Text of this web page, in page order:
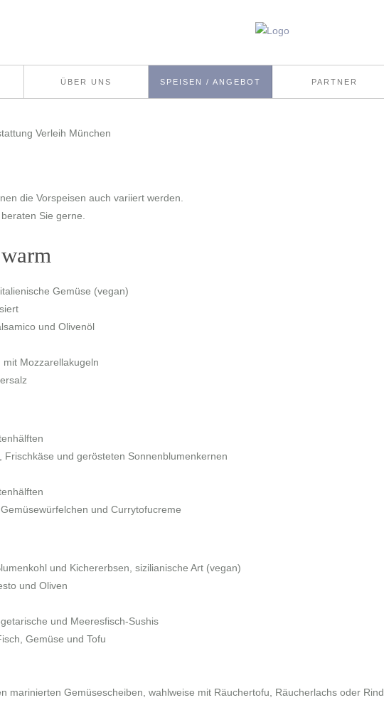
ÜBER UNS SPEISEN / ANGEBOT PARTNER
die Vorspeisen auch variiert werden.
Sie gerne.
Gemüse (vegan)
und Olivenöl
mit Mozzarellakugeln
Frischkäse und gerösteten Sonnenblumenkernen
und Currytofucreme
und Kichererbsen, sizilianische Art (vegan)
und Oliven
und Meeresfisch-Sushis
Gemüse und Tofu
marinierten Gemüsescheiben, wahlweise mit Räuchertofu, Räucherlachs oder Rind